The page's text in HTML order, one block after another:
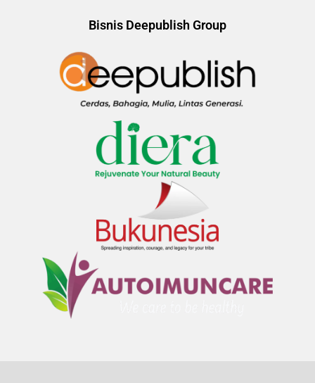
Bisnis Deepublish Group